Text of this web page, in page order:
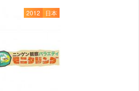
2012 日本